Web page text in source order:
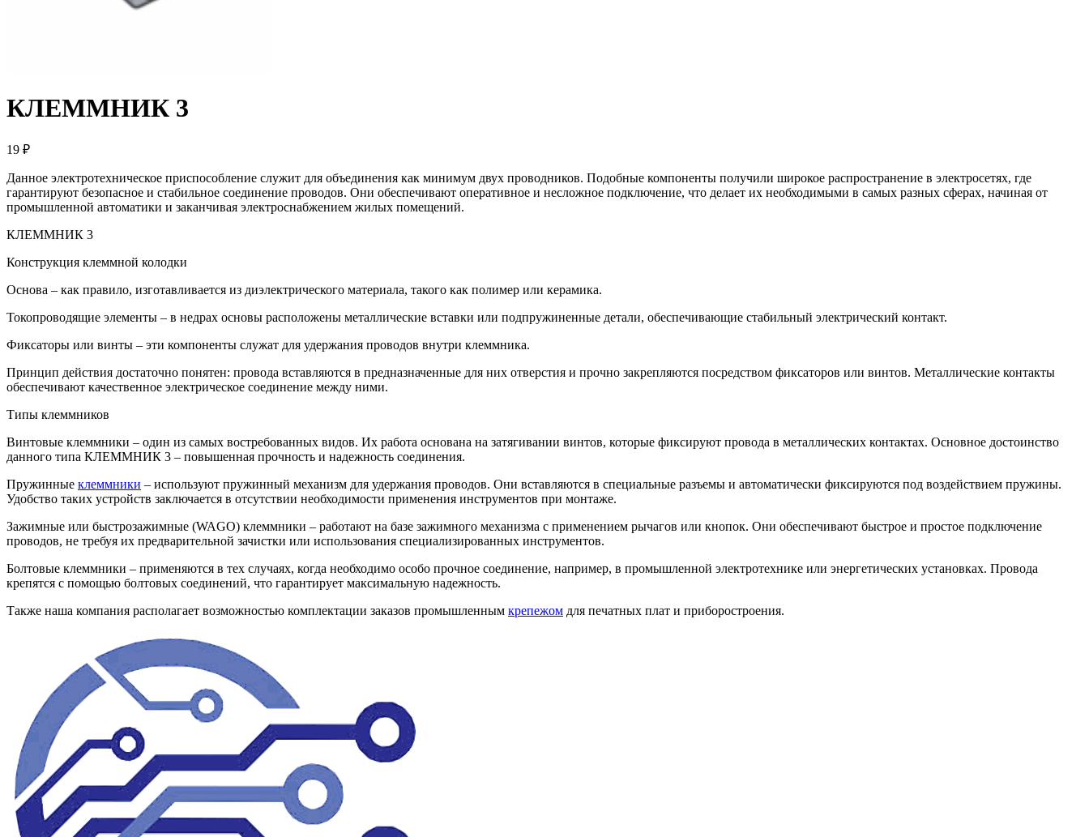
КЛЕММНИК 3
19 ₽
Данное электротехническое приспособление служит для объединения как минимум двух проводников. Подобные компоненты получили широкое распространение в электросетях, где
гарантируют безопасное и стабильное соединение проводов. Они обеспечивают оперативное и несложное подключение, что делает их необходимыми в самых разных сферах, начиная от
промышленной автоматики и заканчивая электроснабжением жилых помещений.
КЛЕММНИК 3
Конструкция клеммной колодки
Основа – как правило, изготавливается из диэлектрического материала, такого как полимер или керамика.
Токопроводящие элементы – в недрах основы расположены металлические вставки или подпружиненные детали, обеспечивающие стабильный электрический контакт.
Фиксаторы или винты – эти компоненты служат для удержания проводов внутри клеммника.
Принцип действия достаточно понятен: провода вставляются в предназначенные для них отверстия и прочно закрепляются посредством фиксаторов или винтов. Металлические контакты
обеспечивают качественное электрическое соединение между ними.
Типы клеммников
Винтовые клеммники – один из самых востребованных видов. Их работа основана на затягивании винтов, которые фиксируют провода в металлических контактах. Основное достоинство
данного типа КЛЕММНИК 3 – повышенная прочность и надежность соединения.
Пружинные клеммники – используют пружинный механизм для удержания проводов. Они вставляются в специальные разъемы и автоматически фиксируются под воздействием пружины.
Удобство таких устройств заключается в отсутствии необходимости применения инструментов при монтаже.
Зажимные или быстрозажимные (WAGO) клеммники – работают на базе зажимного механизма с применением рычагов или кнопок. Они обеспечивают быстрое и простое подключение
проводов, не требуя их предварительной зачистки или использования специализированных инструментов.
Болтовые клеммники – применяются в тех случаях, когда необходимо особо прочное соединение, например, в промышленной электротехнике или энергетических установках. Провода
крепятся с помощью болтовых соединений, что гарантирует максимальную надежность.
Также наша компания располагает возможностью комплектации заказов промышленным крепежом для печатных плат и приборостроения.